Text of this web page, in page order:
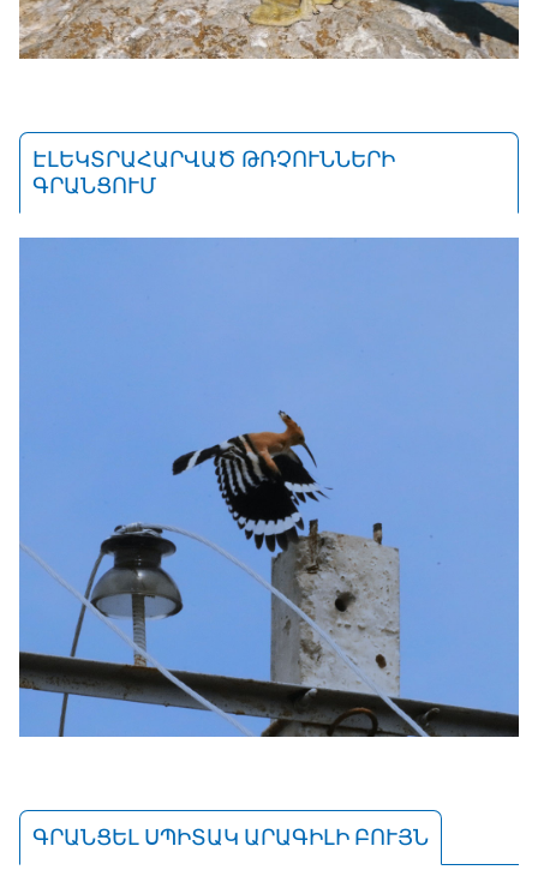
ԷԼԵԿՏՐԱՀԱՐՎԱԾ ԹՌՉՈՒՆՆԵՐԻ
ԳՐԱՆՑՈՒՄ
ԳՐԱՆՑԵԼ ՍՊԻՏԱԿ ԱՐԱԳԻԼԻ ԲՈՒՅՆ